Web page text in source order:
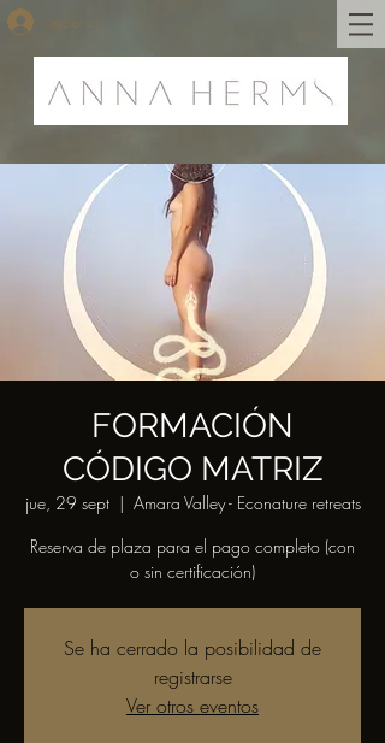
FORMACIÓN
CÓDIGO MATRIZ
jue, 29 sept
  |
Amara Valley - Econature retreats
Reserva de plaza para el pago completo (con
o sin certificación)
Se ha cerrado la posibilidad de
registrarse
Ver otros eventos